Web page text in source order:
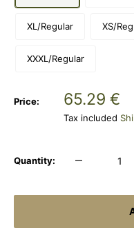
XL/Regular XS/
XXXL/Regular
Price:
Sale
price
65.29 €
Tax included
Quantity: